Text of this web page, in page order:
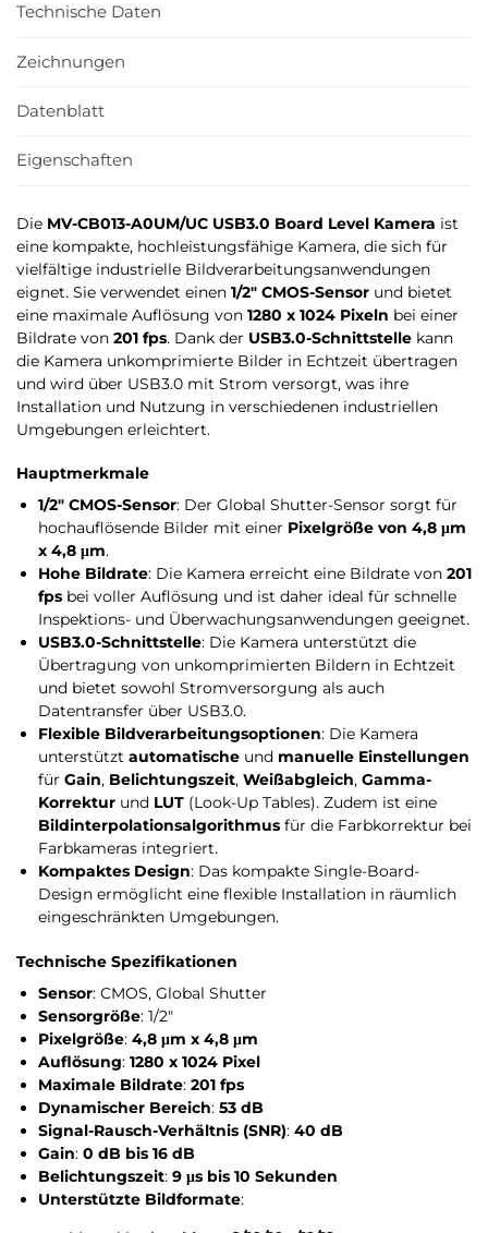
Technische Daten
Zeichnungen
Datenblatt
Eigenschaften
Die MV-CB013-A0UM/UC USB3.0 Board Level Kamera ist
eine kompakte, hochleistungsfähige Kamera, die sich für
vielfältige industrielle Bildverarbeitungsanwendungen
eignet. Sie verwendet einen 1/2″ CMOS-Sensor und bietet
eine maximale Auflösung von 1280 x 1024 Pixeln bei einer
Bildrate von 201 fps. Dank der USB3.0-Schnittstelle kann
die Kamera unkomprimierte Bilder in Echtzeit übertragen
und wird über USB3.0 mit Strom versorgt, was ihre
Installation und Nutzung in verschiedenen industriellen
Umgebungen erleichtert.
Hauptmerkmale
1/2″ CMOS-Sensor: Der Global Shutter-Sensor sorgt für
hochauflösende Bilder mit einer Pixelgröße von 4,8 μm
x 4,8 μm.
Hohe Bildrate: Die Kamera erreicht eine Bildrate von 201
fps bei voller Auflösung und ist daher ideal für schnelle
Inspektions- und Überwachungsanwendungen geeignet.
USB3.0-Schnittstelle: Die Kamera unterstützt die
Übertragung von unkomprimierten Bildern in Echtzeit
und bietet sowohl Stromversorgung als auch
Datentransfer über USB3.0.
Flexible Bildverarbeitungsoptionen: Die Kamera
unterstützt automatische und manuelle Einstellungen
für Gain, Belichtungszeit, Weißabgleich, Gamma-
Korrektur und LUT (Look-Up Tables). Zudem ist eine
Bildinterpolationsalgorithmus für die Farbkorrektur bei
Farbkameras integriert.
Kompaktes Design: Das kompakte Single-Board-
Design ermöglicht eine flexible Installation in räumlich
eingeschränkten Umgebungen.
Technische Spezifikationen
Sensor: CMOS, Global Shutter
Sensorgröße: 1/2″
Pixelgröße: 4,8 μm x 4,8 μm
Auflösung: 1280 x 1024 Pixel
Maximale Bildrate: 201 fps
Dynamischer Bereich: 53 dB
Signal-Rausch-Verhältnis (SNR): 40 dB
Gain: 0 dB bis 16 dB
Belichtungszeit: 9 μs bis 10 Sekunden
Unterstützte Bildformate: